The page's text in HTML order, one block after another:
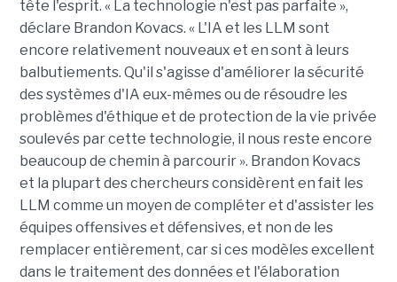
tête l'esprit. « La technologie n'est pas parfaite »,
déclare Brandon Kovacs. « L'IA et les LLM sont
encore relativement nouveaux et en sont à leurs
balbutiements. Qu'il s'agisse d'améliorer la sécurité
des systèmes d'IA eux-mêmes ou de résoudre les
problèmes d'éthique et de protection de la vie privée
soulevés par cette technologie, il nous reste encore
beaucoup de chemin à parcourir ». Brandon Kovacs
et la plupart des chercheurs considèrent en fait les
LLM comme un moyen de compléter et d'assister les
équipes offensives et défensives, et non de les
remplacer entièrement, car si ces modèles excellent
dans le traitement des données et l'élaboration